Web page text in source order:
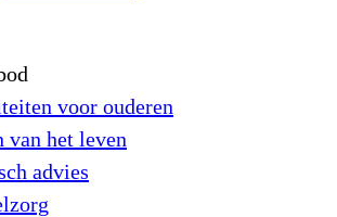
voor ouderen
van het leven
advies